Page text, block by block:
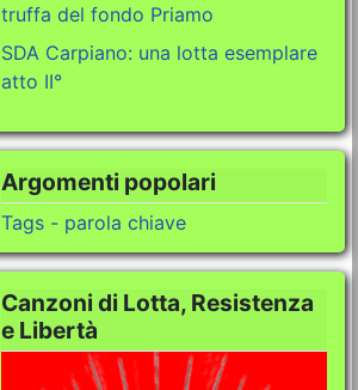
truffa del fondo Priamo
SDA Carpiano: una lotta esemplare
atto II°
Argomenti popolari
Tags - parola chiave
Canzoni di Lotta, Resistenza
e Libertà